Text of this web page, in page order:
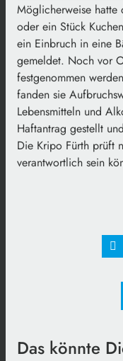
Möglicherweise hatte
oder ein Stück
ein Einbruch in eine
gemeldet. Noch vor
festgenommen
fanden sie
Lebensmitteln und
Haftantrag gestellt
Die Kripo Fürth prüft
verantwortlich sein
Das könnte